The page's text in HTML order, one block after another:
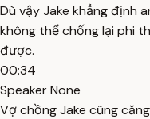
Dù vậy Jake khẳng định
không thể chống lại phi
được.
00:34
Speaker None
Vợ chồng Jake cũng